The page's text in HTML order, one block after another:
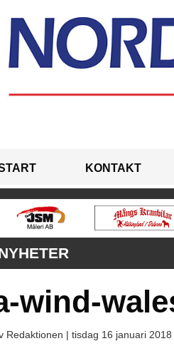
KONTAKT
wind-
Redaktionen | tisdag 16 januari 2018